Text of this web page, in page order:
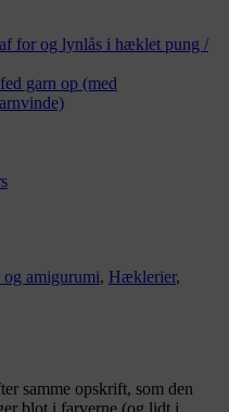
for og lynlås i hæklet pung /
garn op (med
amigurumi, Hæklerier,
samme opskrift, som den
blot i farverne (og lidt i